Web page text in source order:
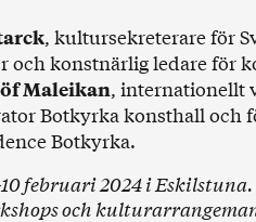
, kultursekreterare för
och konstnärlig ledare för
Maleikan, internationellt
Botkyrka konsthall och
Botkyrka.
februari 2024 i
och